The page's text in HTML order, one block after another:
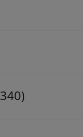
340)